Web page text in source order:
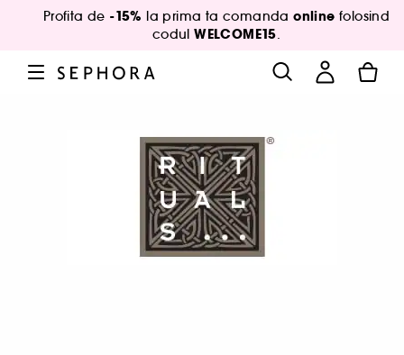
Profita de -15% la prima ta comandaonline folosind
codulWELCOME15.